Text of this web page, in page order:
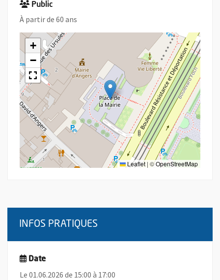
Public
À partir de 60 ans
+
−
Leaflet | ©OpenStreetMap
INFOS PRATIQUES
Date
Le 01.06.2026 de 15:00 à 17:00